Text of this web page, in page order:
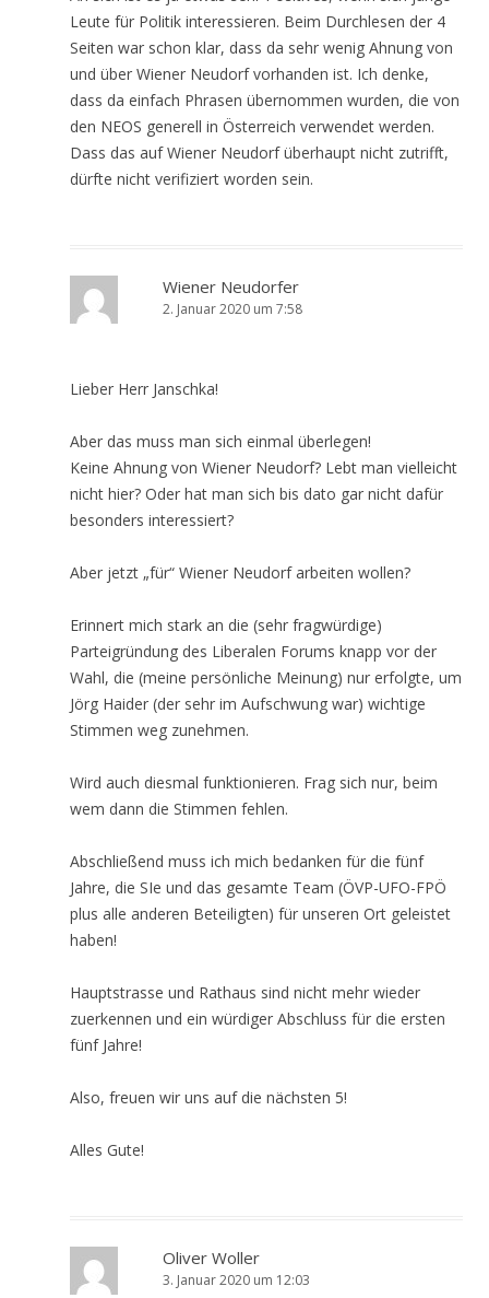
Leute für Politik interessieren. Beim Durchlesen der 4
Seiten war schon klar, dass da sehr wenig Ahnung von
und über Wiener Neudorf vorhanden ist. Ich denke,
dass da einfach Phrasen übernommen wurden, die von
den NEOS generell in Österreich verwendet werden.
Dass das auf Wiener Neudorf überhaupt nicht zutrifft,
dürfte nicht verifiziert worden sein.
Wiener Neudorfer
2. Januar 2020 um 7:58
Lieber Herr Janschka!
Aber das muss man sich einmal überlegen!
Keine Ahnung von Wiener Neudorf? Lebt man vielleicht
nicht hier? Oder hat man sich bis dato gar nicht dafür
besonders interessiert?
Aber jetzt „für“ Wiener Neudorf arbeiten wollen?
Erinnert mich stark an die (sehr fragwürdige)
Parteigründung des Liberalen Forums knapp vor der
Wahl, die (meine persönliche Meinung) nur erfolgte, um
Jörg Haider (der sehr im Aufschwung war) wichtige
Stimmen weg zunehmen.
Wird auch diesmal funktionieren. Frag sich nur, beim
wem dann die Stimmen fehlen.
Abschließend muss ich mich bedanken für die fünf
Jahre, die SIe und das gesamte Team (ÖVP-UFO-FPÖ
plus alle anderen Beteiligten) für unseren Ort geleistet
haben!
Hauptstrasse und Rathaus sind nicht mehr wieder
zuerkennen und ein würdiger Abschluss für die ersten
fünf Jahre!
Also, freuen wir uns auf die nächsten 5!
Alles Gute!
Oliver Woller
3. Januar 2020 um 12:03